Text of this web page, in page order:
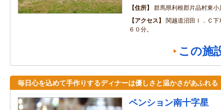
住所
群馬県利根郡片品村東
アクセス
関越道沼田Ｉ．Ｃ
６０分。
この施
毎日心を込めて手作りするディナーは優しさと温かさがあふれる
ペンション南十字星